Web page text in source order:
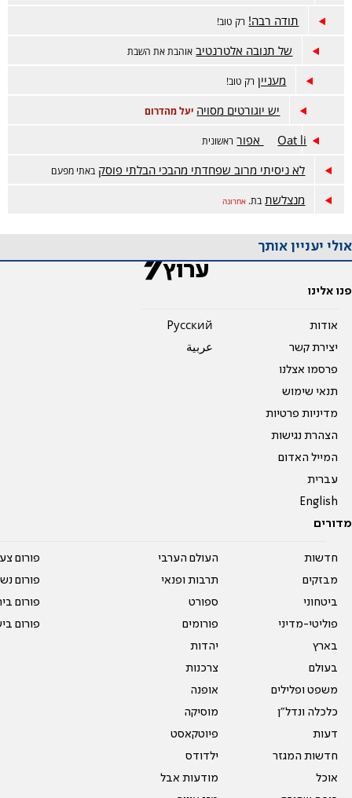
תודה רבה! רק טוב!
של תנובה אלטרנטיב אוהבת את השבת
מעניין רק טוב!
יש יוגורטים מסויה יעל מהדרום
Oat li אפור ראשונית
לא ניסיתי מרוב שפחדתי מהבכי הבלתי פוסק באתי מפעם
מנצלשת בת. אחרונה
אולי יעניין אותך
פנו אלינו
אודות
יצירת קשר
פרסמו אצלנו
תנאי שימוש
מדיניות פרטיות
הצהרת נגישות
המייל האדום
עברית
English
Pусский
عربية
מדורים
חדשות
מבזקים
ביטחוני
פוליטי-מדיני
בארץ
בעולם
משפט ופלילים
כלכלה ונדל"ן
דעות
חדשות המגזר
אוכל
העולם הערבי
תרבות ופנאי
ספורט
פורומים
יהדות
צרכנות
אופנה
מוסיקה
פיוטקאסט
ילדודס
מודעות אבל
פורום
פורום
פורום
פורום